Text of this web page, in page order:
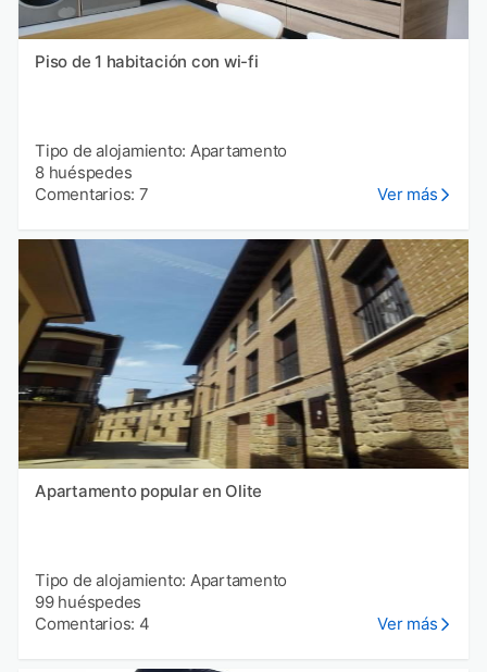
Piso de 1 habitación con wi-fi
Tipo de alojamiento: Apartamento
8 huéspedes
Comentarios: 7
Ver más
Apartamento popular en Olite
Tipo de alojamiento: Apartamento
99 huéspedes
Comentarios: 4
Ver más